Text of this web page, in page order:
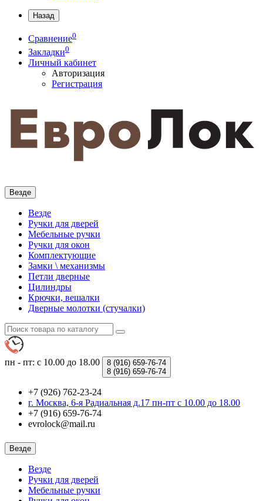
Назад
Сравнение0
Закладки0
Личный кабинет
Авторизация
Регистрация
Везде
Везде
Ручки для дверей
Мебельные ручки
Ручки для окон
Комплектующие
Замки \ механизмы
Петли дверные
Цилиндры
Крючки, вешалки
Дверные молотки (стучалки)
пн - пт: с 10.00 до 18.00 8 (916) 659-76-74
8 (916) 659-76-74
+7 (926) 762-23-24
г. Москва, 6-я Радиальная д.17 пн-пт с 10.00 до 18.00
+7 (916) 659-76-74
evrolock@mail.ru
Везде
Везде
Ручки для дверей
Мебельные ручки